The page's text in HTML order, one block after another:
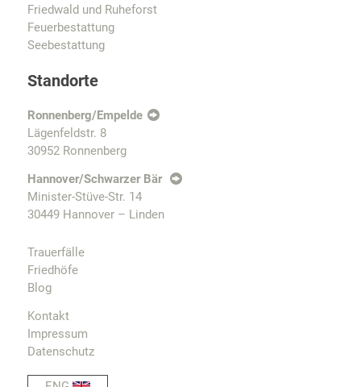
Friedwald und Ruheforst
Feuerbestattung
Seebestattung
Standorte
Ronnenberg/Empelde
Lägenfeldstr. 8
30952 Ronnenberg
Hannover/Schwarzer Bär
Minister-Stüve-Str. 14
30449 Hannover – Linden
Trauerfälle
Friedhöfe
Blog
Kontakt
Impressum
Datenschutz